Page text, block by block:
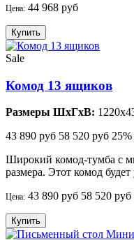
Цена: 44 968 руб
Купить
Sale
Комод 13 ящиков
Размеры ШхГхВ:
43 890 руб 58 520 руб 25%
Широкий комод-тумба с
размера. Этот комод
Цена: 43 890 руб 58 520 руб
Купить